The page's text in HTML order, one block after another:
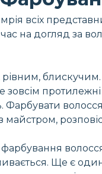
всіх
час на догляд за
зовсім
майстром,
волосся
Ще є